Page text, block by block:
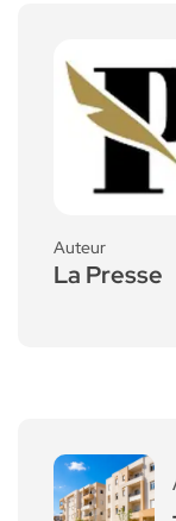
Auteur
La Presse